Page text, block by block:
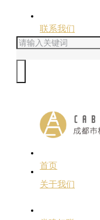
联系我们
首页
关于我们